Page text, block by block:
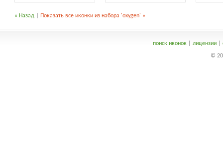
« Назад Показать все иконки из набора 'oxygen' »
поиск иконок| лицензии|
©